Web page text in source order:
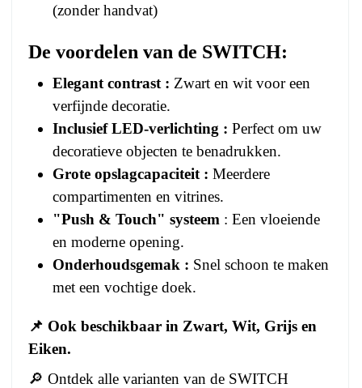
(zonder handvat)
De voordelen van de SWITCH:
Elegant contrast : Zwart en wit voor een
verfijnde decoratie.
Inclusief LED-verlichting : Perfect om uw
decoratieve objecten te benadrukken.
Grote opslagcapaciteit : Meerdere
compartimenten en vitrines.
"Push & Touch" systeem : Een vloeiende
en moderne opening.
Onderhoudsgemak : Snel schoon te maken
met een vochtige doek.
📌 Ook beschikbaar in Zwart, Wit, Grijs en
Eiken.
🔎 Ontdek alle varianten van de SWITCH